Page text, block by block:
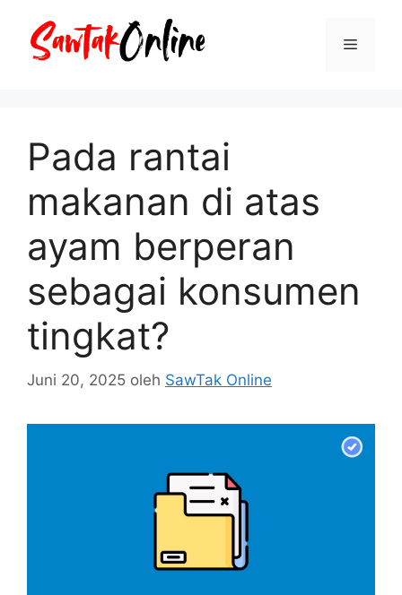
Menu
Pada rantai
makanan di atas
ayam berperan
sebagai konsumen
tingkat?
Juni 20, 2025 oleh SawTak Online